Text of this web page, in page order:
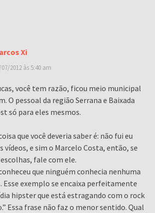
Xi
2012 às 5:40 am
você tem razão, ficou meio municipal
O pessoal da região Serrana e Baixada
só para eles mesmos.
que você deveria saber é: não fui eu
vídeos, e sim o Marcelo Costa, então, se
fale com ele.
que ninguém conhecia nenhuma
Esse exemplo se encaixa perfeitamente
hipster que está estragando com o rock
Essa frase não faz o menor sentido. Qual